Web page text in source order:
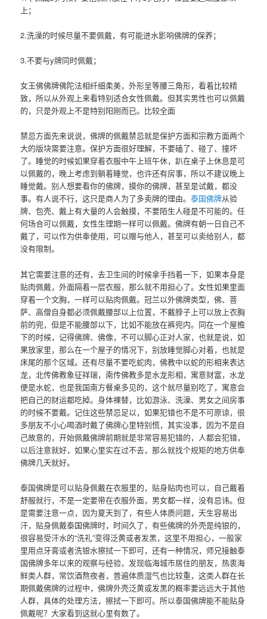
上；
2.洗澡的时候尽量不要佩戴，有可能进水影响佛牌的保养；
3.不要与y牌同时佩戴；
女王佛佛牌佛陀法相纤细柔美，外形呈等腰三角形，看着比较精
致，所以从外观上来看特别适合女性佩戴。但其实男性也可以佩戴
的，只是外观上不是特别阳刚而已。比较全面
禁忌方面先来说说，佛牌的佩戴禁忌就是保护方面和宗教方面两个
大的版块需要注意。保护方面很好理解，不要磕了、碰了、撞坏
了。睡觉的时候如果穿着衣服中午上班午休，趴在桌子上休息是可
以佩戴的，晚上考虑到躺着睡觉，也许还有房事，所以不建议晚上
睡觉戴。别人想要看你的佛牌，摸你的佛牌，甚至是试戴，都没
事。有人说不行，这只是商人为了多卖牌的理由。泰国佛牌从验
牌、包壳、戴上有大量的人会触摸，不要陌生人碰是不可能的。任
何场合可以佩戴，女性生理期一样可以佩戴。佛牌有朝一日自己不
戴了，可以作为供奉使用，可以赠与他人，甚至可以卖给别人，都
没有限制。
其它需要注意的还有，去卫生间的时候拿手挡着一下，如果本身是
贴肉佩戴，外面隔着一层衣服，那么就不用担心了。女性如果里面
穿着一个文胸，一样可以贴肉佩戴。冠兰以外佛牌类型，佛、菩
萨、高僧自身都必须佩戴腰部以上位置，不戴脖子上可以放上衣胸
前的兜，但是不能腰部以下，比如不能放在裤兜内。同在一个屋檐
下的时候，记得佛牌、佛像，不可以脚心正对人家，也就是说，如
果放家里，那么在一个屋子的情况下，别放睡觉脚心对着，也就是
床尾的那个区域。还有尽量不要吃蛇肉，佛教中以蛇的形相来表达
龙，北传佛教象征祥瑞，南传佛教多是水龙形相，寓意财富，水龙
便是水蛇，也是我国南方餐桌多见的，这个就尽量别吃了，寓意会
把自己的财运都吃掉。身体裸替，比如游泳、洗澡、男女之间房事
的时候不要戴。记住这些禁忌足以，如果犯错也不是不可原谅，很
多朋友不小心喝酒时戴了佛牌心里特别慌，其实没事，因为不是自
己故意的，开始佩戴佛牌前期就是非常容易犯错的，人都会犯错，
以后注意就好，如果心里实在过不去，那么就找个规矩的地方供奉
佛牌几天就好。
泰国佛牌是可以贴身佩戴在衣服里的，贴身贴肉也可以，自己戴着
舒服就行，不是一定要带在衣服外面，男女都一样，没有忌讳。但
是需要注意一点，因为夏天到了，有些人体质问题，天生容易出
汗，贴身佩戴泰国佛牌时，时间久了，有些佛牌的外壳是纯银的，
很容易受汗水的“洗礼”变得泛黄或者发黑，这里不用担心，一般家
里用点牙膏或者洗银水擦拭一下即可，还有一种情况，师兄接触泰
国佛牌多年以来的观察与经验，发现临海城市居住的朋友，热衷海
鲜类人群，常饮酒熬夜者，普遍体质湿气也比较重，这类人群在长
期佩戴佛牌的过程中，佛牌外壳泛黄或发黑的概率要远远大于其他
人群，具体的处理方法，擦拭一下即可。所以泰国佛牌能不能贴身
佩戴呢？大家看到这就心里有数了。